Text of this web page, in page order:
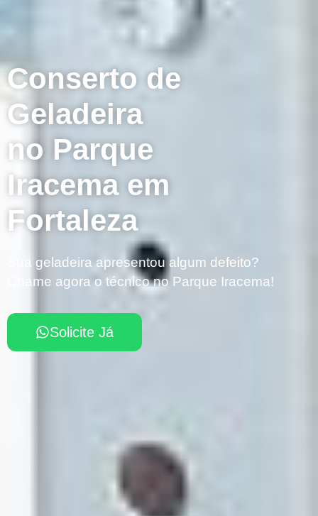
Conserto de
Geladeira
no Parque
Iracema em
Fortaleza
Sua geladeira apresentou algum defeito?
Chame agora o técnico no Parque Iracema!
Solicite Já